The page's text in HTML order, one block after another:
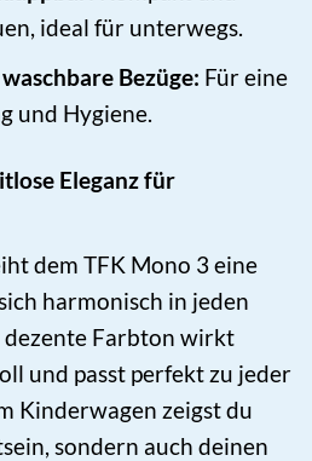
ideal für unterwegs.
Bezüge: Für eine
und Hygiene.
Eleganz für
dem TFK Mono 3 eine
harmonisch in jeden
Farbton wirkt
und passt perfekt zu jeder
Kinderwagen zeigst du
sondern auch deinen